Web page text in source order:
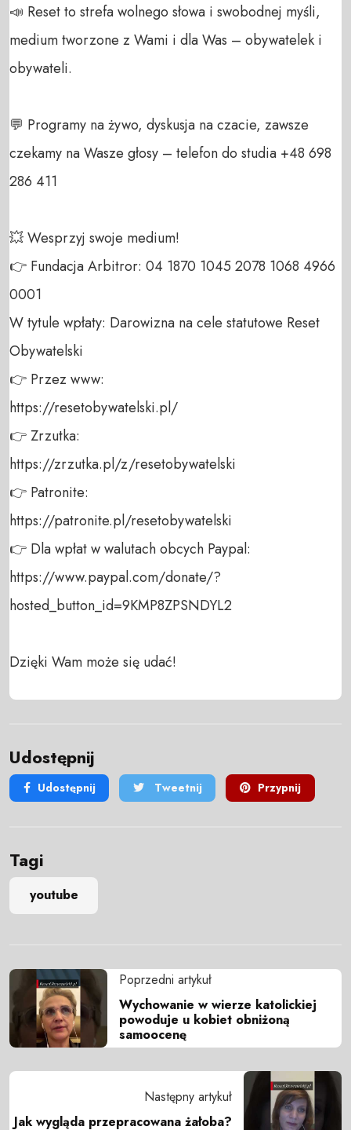
📣 Reset to strefa wolnego słowa i swobodnej myśli,
medium tworzone z Wami i dla Was – obywatelek i
obywateli.
💬 Programy na żywo, dyskusja na czacie, zawsze
czekamy na Wasze głosy – telefon do studia +48 698
286 411
💥 Wesprzyj swoje medium!
👉 Fundacja Arbitror: 04 1870 1045 2078 1068 4966
0001
W tytule wpłaty: Darowizna na cele statutowe Reset
Obywatelski
👉 Przez www:
https://resetobywatelski.pl/
👉 Zrzutka:
https://zrzutka.pl/z/resetobywatelski
👉 Patronite:
https://patronite.pl/resetobywatelski
👉 Dla wpłat w walutach obcych Paypal:
https://www.paypal.com/donate/?
hosted_button_id=9KMP8ZPSNDYL2
Dzięki Wam może się udać!
Udostępnij
Udostępnij Tweetnij Przypnij
Tagi
youtube
Poprzedni artykuł
Wychowanie w wierze katolickiej
powoduje u kobiet obniżoną
samoocenę
Następny artykuł
Jak wygląda przepracowana żałoba?